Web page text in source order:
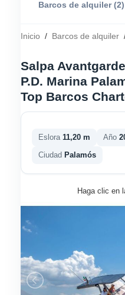
Barcos de alquiler (2)
Inicio / Barcos de alquiler
Salpa
P.D. Marina
Top Barcos
Eslora 11,20 m Año
Ciudad Palamós
Haga clic en